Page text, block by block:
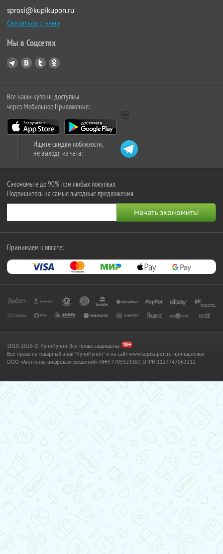
sprosi@kupikupon.ru
Связаться с нами
Мы в Соцсетях
Все наши купоны доступны
через Мобильное Приложение:
Ищите скидки поблизости,
не выходя из чата:
Сэкономьте до 90% при любых покупках
Подпишитесь на самые выгодные предложения
Принимаем к оплате:
2010-2026 © КупиКупон. Все права защищены.
Все права на товарный знак "КупиКупон" и на сайт www.kupikupon.ru принадлежат
OOO «Агентство цифровых решений» ИНН 7705523387, ОГРН 1127747063212